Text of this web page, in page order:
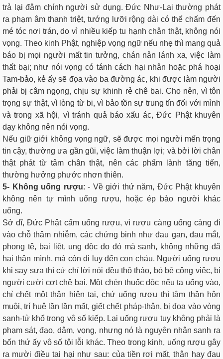
trả lại đâm chính người sử dụng. Ðức Như-Lai thường phát
ra phạm âm thanh triệt, tướng lưỡi rộng dài có thể chấm đến
mé tóc nơi trán, do vì nhiều kiếp tu hạnh chân thật, không nói
vọng. Theo kinh Phật, nghiệp vọng ngữ nếu nhẹ thì mang quả
báo bị mọi người mất tin tưởng, chán nản lánh xa, việc làm
thất bại; như nói vọng có tánh cách hại nhân hoặc phá hoại
Tam-bảo, kẻ ấy sẽ đọa vào ba đường ác, khi được làm người
phải bị câm ngọng, chịu sự khinh rẻ chê bai. Cho nên, vì tôn
trọng sự thật, vì lòng từ bi, vì bảo tồn sự trung tín đối với mình
và trong xã hội, vì tránh quả báo xấu ác, Đức Phật khuyên
dạy không nên nói vọng.
Nếu giữ giới không vọng ngữ, sẽ được mọi người mến trọng
tin cậy, thường ưa gần gũi, việc làm thuận lợi; và bởi lời chân
thật phát từ tâm chân thật, nên các phẩm lành tăng tiến,
thường hưởng phước nhơn thiên.
5- Không uống rượu: - Về giới thứ năm, Đức Phật khuyên
không nên tự mình uống rượu, hoặc ép bảo người khác
uống.
Sở dĩ, Đức Phật cấm uống rượu, vì rượu càng uống càng đi
vào chỗ thâm nhiễm, các chứng bịnh như đau gan, đau mắt,
phong tê, bại liệt, ung độc do đó mà sanh, không những đã
hại thân mình, mà còn di lụy đến con cháu. Người uống rượu
khi say sưa thì cử chỉ lời nói đều thô tháo, bỏ bê công việc, bị
người cười cợt chê bai. Một chén thuốc độc nếu ta uống vào,
chỉ chết một thân hiện tại, chứ uống rượu thì tâm thần hôn
muội, trí huệ lần lần mất, giết chết pháp-thân, bị đọa vào vòng
sanh-tử khổ trong vô số kiếp. Lại uống rượu tuy không phải là
phạm sát, đạo, dâm, vọng, nhưng nó là nguyên nhân sanh ra
bốn thứ ấy vô số tội lỗi khác. Theo trong kinh, uống rượu gây
ra mười điều tai hại như sau: của tiền rơi mất, thân hay đau